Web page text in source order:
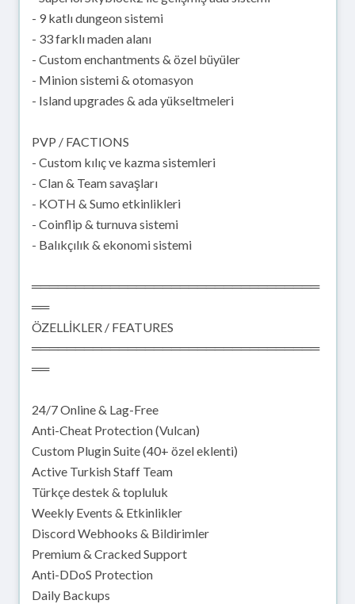
- 9 katlı dungeon sistemi
- 33 farklı maden alanı
- Custom enchantments & özel büyüler
- Minion sistemi & otomasyon
- Island upgrades & ada yükseltmeleri
PVP / FACTIONS
- Custom kılıç ve kazma sistemleri
- Clan & Team savaşları
- KOTH & Sumo etkinlikleri
- Coinflip & turnuva sistemi
- Balıkçılık & ekonomi sistemi
═════════════════════════════════
══
ÖZELLİKLER / FEATURES
═════════════════════════════════
══
24/7 Online & Lag-Free
Anti-Cheat Protection (Vulcan)
Custom Plugin Suite (40+ özel eklenti)
Active Turkish Staff Team
Türkçe destek & topluluk
Weekly Events & Etkinlikler
Discord Webhooks & Bildirimler
Premium & Cracked Support
Anti-DDoS Protection
Daily Backups